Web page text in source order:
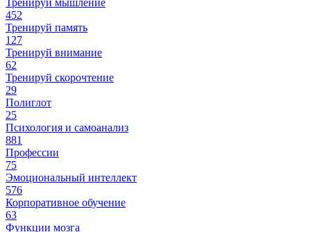
452
Тренируй память
127
Тренируй внимание
62
Тренируй скорочтение
29
Полиглот
25
Психология и самоанализ
881
Профессии
75
Эмоциональный интеллект
576
Корпоративное обучение
63
Функции мозга